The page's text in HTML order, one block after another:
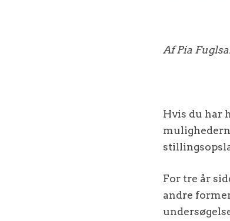
Af Pia
Hvis du har
For tre år
andre